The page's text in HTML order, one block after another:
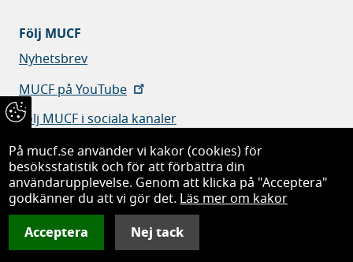
Följ MUCF
Nyhetsbrev
MUCF på YouTube
Följ MUCF i sociala kanaler
Myndigheten för ungdoms- och civilsamhällesfrågor
På mucf.se använder vi kakor (cookies) för
besöksstatistik och för att förbättra din
användarupplevelse. Genom att klicka på "Acceptera"
godkänner du att vi gör det.Läs mer om kakor
Acceptera Nej tack